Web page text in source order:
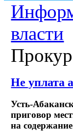
власти
Не уплата
Усть-
приговор
на